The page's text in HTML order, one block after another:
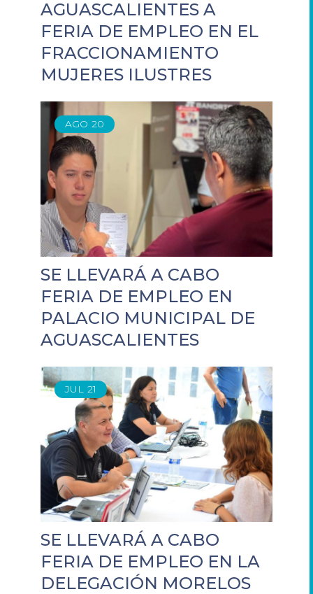
AGUASCALIENTES A
FERIA DE EMPLEO EN EL
FRACCIONAMIENTO
MUJERES ILUSTRES
AGO 20
SE LLEVARÁ A CABO
FERIA DE EMPLEO EN
PALACIO MUNICIPAL DE
AGUASCALIENTES
JUL 21
SE LLEVARÁ A CABO
FERIA DE EMPLEO EN LA
DELEGACIÓN MORELOS